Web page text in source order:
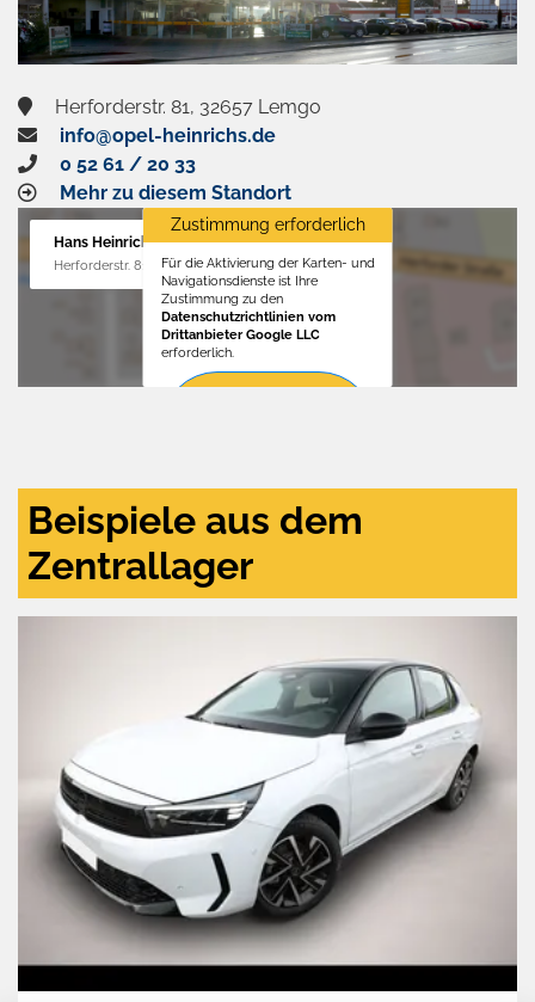
Herforderstr. 81, 32657 Lemgo
info@opel-heinrichs.de
0 52 61 / 20 33
Mehr zu diesem Standort
Hans Heinrichs GmbH
Herforderstr. 81, 32657 Lemgo
Zustimmung erforderlich
Für die Aktivierung der Karten- und
Navigationsdienste ist Ihre
Zustimmung zu den
Datenschutzrichtlinien vom
Drittanbieter Google LLC
erforderlich.
Beispiele aus dem
Zentrallager